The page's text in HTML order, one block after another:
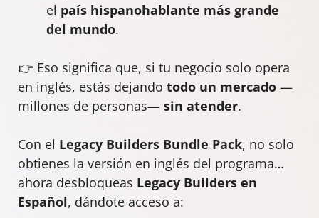
el país hispanohablante más grande
del mundo.
👉 Eso significa que, si tu negocio solo opera
en inglés, estás dejando todo un mercado —
millones de personas— sin atender.
Con el Legacy Builders Bundle Pack, no solo
obtienes la versión en inglés del programa…
ahora desbloqueas Legacy Builders en
Español, dándote acceso a: